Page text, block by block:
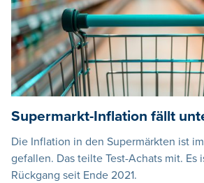
Supermarkt-Inflation fällt
Die Inflation in den Supermärkten ist
gefallen. Das teilte Test-Achats mit. Es
Rückgang seit Ende 2021.